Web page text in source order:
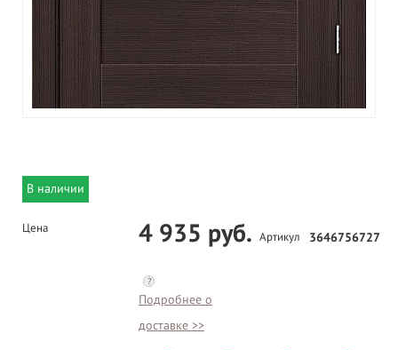
В наличии
Цена 4 935 руб.
?
Подробнее о
доставке >>
Артикул 3646756727